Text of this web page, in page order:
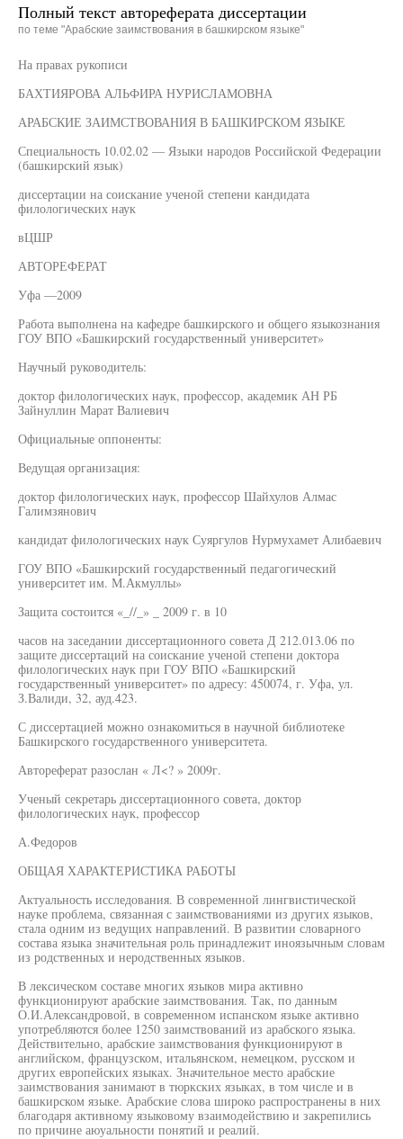
Полный текст автореферата диссертации
по теме "Арабские заимствования в башкирском языке"
На правах рукописи
БАХТИЯРОВА АЛЬФИРА НУРИСЛАМОВНА
АРАБСКИЕ ЗАИМСТВОВАНИЯ В БАШКИРСКОМ ЯЗЫКЕ
Специальность 10.02.02 — Языки народов Российской Федерации
(башкирский язык)
диссертации на соискание ученой степени кандидата
филологических наук
вЦШР
АВТОРЕФЕРАТ
Уфа —2009
Работа выполнена на кафедре башкирского и общего языкознания
ГОУ ВПО «Башкирский государственный университет»
Научный руководитель:
доктор филологических наук, профессор, академик АН РБ
Зайнуллин Марат Валиевич
Официальные оппоненты:
Ведущая организация:
доктор филологических наук, профессор Шайхулов Алмас
Галимзянович
кандидат филологических наук Суяргулов Нурмухамет Алибаевич
ГОУ ВПО «Башкирский государственный педагогический
университет им. М.Акмуллы»
Защита состоится «_//_» _ 2009 г. в 10
часов на заседании диссертационного совета Д 212.013.06 по
защите диссертаций на соискание ученой степени доктора
филологических наук при ГОУ ВПО «Башкирский
государственный университет» по адресу: 450074, г. Уфа, ул.
З.Валиди, 32, ауд.423.
С диссертацией можно ознакомиться в научной библиотеке
Башкирского государственного университета.
Автореферат разослан « Л<? » 2009г.
Ученый секретарь диссертационного совета, доктор
филологических наук, профессор
А.Федоров
ОБЩАЯ ХАРАКТЕРИСТИКА РАБОТЫ
Актуальность исследования. В современной лингвистической
науке проблема, связанная с заимствованиями из других языков,
стала одним из ведущих направлений. В развитии словарного
состава языка значительная роль принадлежит иноязычным словам
из родственных и неродственных языков.
В лексическом составе многих языков мира активно
функционируют арабские заимствования. Так, по данным
О.И.Александровой, в современном испанском языке активно
употребляются более 1250 заимствований из арабского языка.
Действительно, арабские заимствования функционируют в
английском, французском, итальянском, немецком, русском и
других европейских языках. Значительное место арабские
заимствования занимают в тюркских языках, в том числе и в
башкирском языке. Арабские слова широко распространены в них
благодаря активному языковому взаимодействию и закрепились
по причине аюуальности понятий и реалий.